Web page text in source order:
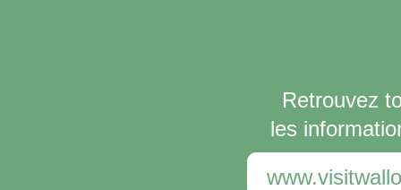
Retrouvez
les